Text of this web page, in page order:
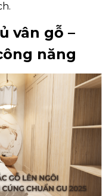
vân gỗ –
năng